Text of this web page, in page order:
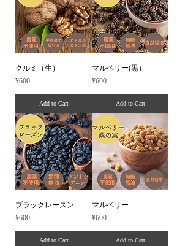
クルミ（生）
Price
¥600
Add to Cart
マルベリー(黒）
Price
¥600
Add to Cart
ブラックレーズン
Price
¥600
Add to Cart
マルベリー
Price
¥600
Add to Cart